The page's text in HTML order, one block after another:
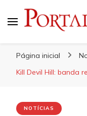
Página inicial
Kill Devil Hill: banda
NOTÍCIAS